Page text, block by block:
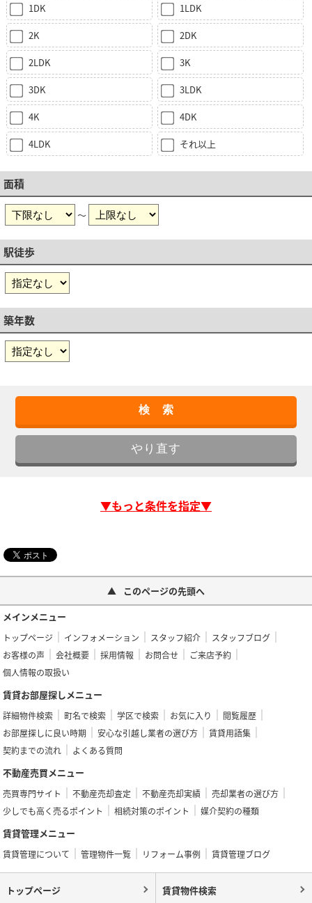
1DK 1LDK
2K 2DK
2LDK 3K
3DK 3LDK
4K 4DK
4LDK それ以上
面積
～
駅徒歩
築年数
▼もっと条件を指定▼
このページの先頭へ
メインメニュー
トップページ インフォメーション スタッフ紹介
スタッフブログ
お客様の声
会社概要 採用情報 お問合せ
ご来店予約
個人情報の取扱い
賃貸お部屋探しメニュー
詳細物件検索 町名で検索 学区で検索 お気に入り
閲覧履歴
お部屋探しに良い時期
安心な引越し業者の選び方
賃貸用語集
契約までの流れ
よくある質問
不動産売買メニュー
売買専門サイト 不動産売却査定 不動産売却実績
売却業者の選び方
少しでも高く売るポイント
相続対策のポイント 媒介契約の種類
賃貸管理メニュー
賃貸管理について 管理物件一覧 リフォーム事例 賃貸管理ブログ
トップページ 賃貸物件検索